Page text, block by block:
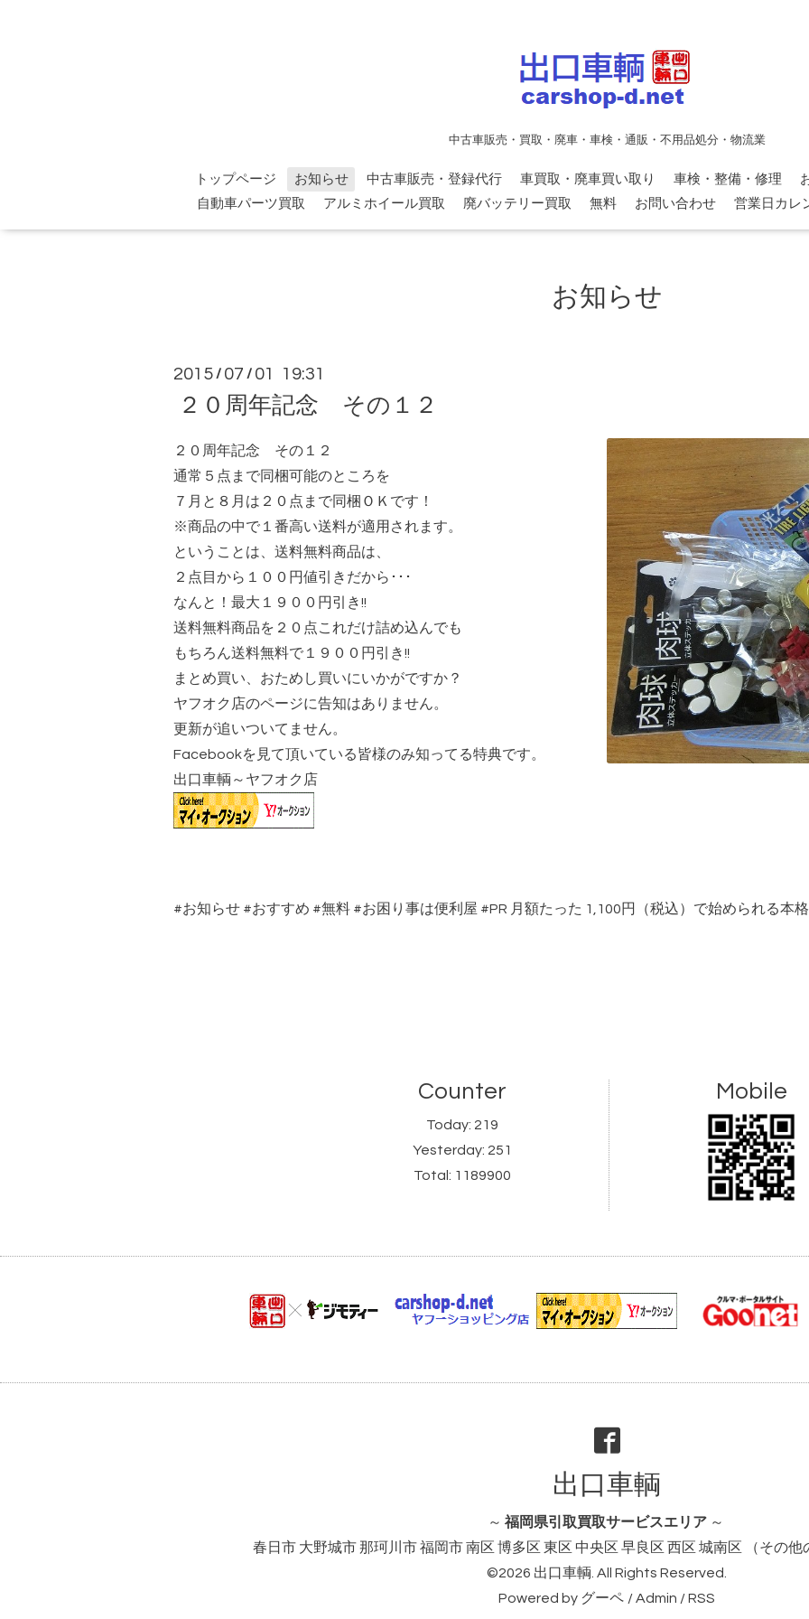
中古車販売・買取・廃車・車検・通販・不用品処分・物流業
トップページ お知らせ 中古車販売・登録代行 車買取・廃車買い取り 車検・整備・修理
自動車パーツ買取
アルミホイール買取 廃バッテリー買取 無料 お問い合わせ 営業日カレ
お知らせ
2015 / 07 / 01 19:31
２０周年記念 その１２
２０周年記念 その１２
通常５点まで同梱可能のところを
７月と８月は２０点まで同梱ＯＫです！
※商品の中で１番高い送料が適用されます。
ということは、送料無料商品は、
２点目から１００円値引きだから･･･
なんと！最大１９００円引き!!
送料無料商品を２０点これだけ詰め込んでも
もちろん送料無料で１９００円引き!!
まとめ買い、おためし買いにいかがですか？
ヤフオク店のページに告知はありません。
更新が追いついてません。
Facebookを見て頂いている皆様のみ知ってる特典です。
出口車輌～ヤフオク店
#お知らせ #おすすめ #無料 #お困り事は便利屋 #PR 月額たった 1,100円（税込）で始められる本
Counter
Today: 219
Yesterday: 251
Total: 1189900
Mobile
出口車輌
～ 福岡県引取買取サービスエリア～
春日市 大野城市 那珂川市 福岡市 南区 博多区 東区 中央区 早良区 西区 城南区 （その他
©2026 出口車輌. All Rights Reserved.
Powered by グーペ /Admin /RSS